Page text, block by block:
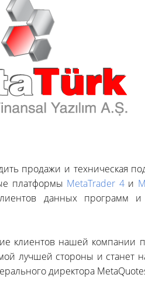
продажи и техническая
платформы MetaTrader 4и
данных программ
клиентов нашей компании
лучшей стороны и
директора